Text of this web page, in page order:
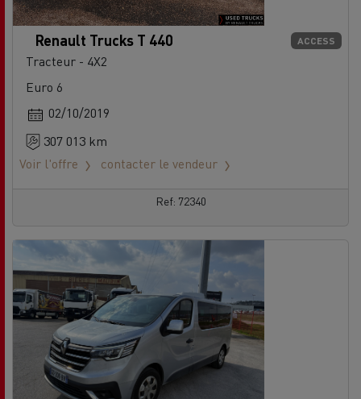
ACCESS
Renault Trucks T 440
Tracteur - 4X2
Euro 6
02/10/2019
307 013 km
Voir l'offre
contacter le vendeur
Ref: 72340